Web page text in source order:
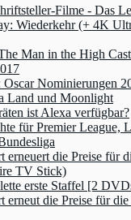
Filme - Das
Wiederkehr (+ 4K
Man in the High
Nominierungen
Land und Moonlight
ist Alexa verfügbar?
für Premier League,
erneuert die Preise für
TV Stick)
erste Staffel [2
erneut die Preise für